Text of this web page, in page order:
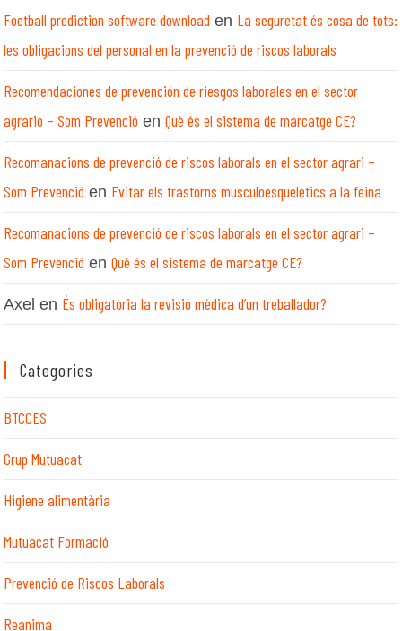
Football prediction software download en La seguretat és cosa de tots:
les obligacions del personal en la prevenció de riscos laborals
Recomendaciones de prevención de riesgos laborales en el sector
agrario – Som Prevenció enQuè és el sistema de marcatge CE?
Recomanacions de prevenció de riscos laborals en el sector agrari –
Som Prevenció en Evitar els trastorns musculoesquelètics a la feina
Recomanacions de prevenció de riscos laborals en el sector agrari –
Som Prevenció enQuè és el sistema de marcatge CE?
Axel en És obligatòria la revisió mèdica d’un treballador?
Categories
BTCCES
Grup Mutuacat
Higiene alimentària
Mutuacat Formació
Prevenció de Riscos Laborals
Reanima